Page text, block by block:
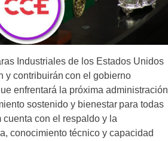
Industriales de los Estados Unidos
y contribuirán con el gobierno
enfrentará la próxima administración
sostenido y bienestar para todas
cuenta con el respaldo y la
conocimiento técnico y capacidad